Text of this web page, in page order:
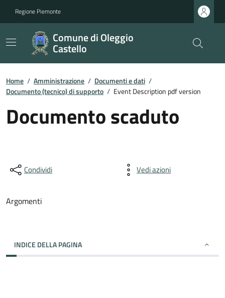
Regione Piemonte
Comune di Oleggio
Castello
Home / Amministrazione / Documenti e dati /
Documento (tecnico) di supporto / Event Description pdf version
Documento scaduto
Condividi Vedi azioni
Argomenti
INDICE DELLA PAGINA